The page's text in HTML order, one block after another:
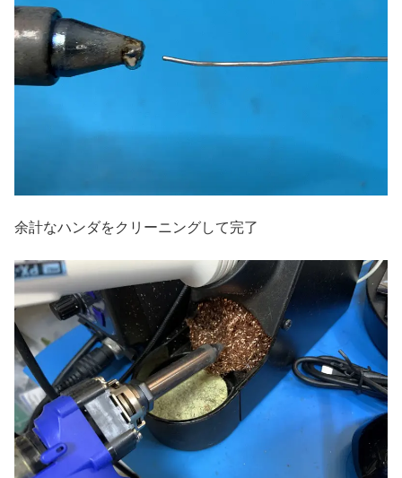
余計なハンダをクリーニングして完了